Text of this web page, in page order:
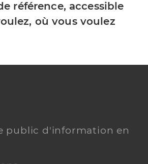
référence, accessible
où vous voulez
public d'information en